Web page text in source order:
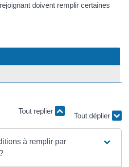
doivent remplir certaines
Tout replier Tout déplier
à remplir par